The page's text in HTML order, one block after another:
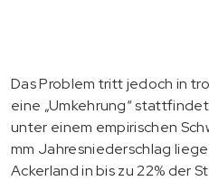
Das Problem tritt jedoch in
eine „Umkehrung“
unter einem empirischen
mm Jahresniederschlag
Ackerland in bis zu 22% der